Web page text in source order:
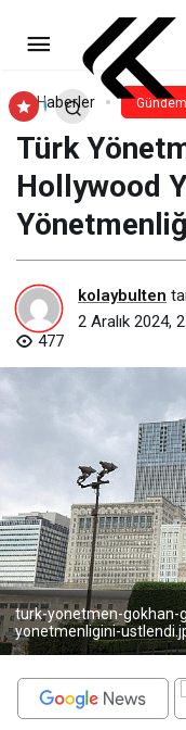
Haberler Gündem
Türk
Hollywood
kolaybulten
2 Aralık 2024,
477
turk-yonetmen-gokhan-
yonetmenligini-
Şarkısı
Listelerde!
Yorum Yap